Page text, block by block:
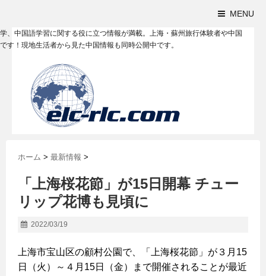
MENU
、中国語学習に関する役に立つ情報が満載。上海・蘇州旅行体験者や中国
す！現地生活者から見た中国情報も同時公開中です。
ホーム > 最新情報 >
「上海桜花節」が15日開幕 チュー
リップ花博も見頃に
2022/03/19
上海市宝山区の顧村公園で、「上海桜花節」が３月15
日（火）～４月15日（金）まで開催されることが最近